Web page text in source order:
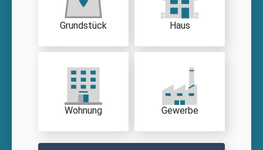
Grundstück Haus
Wohnung Gewerbe